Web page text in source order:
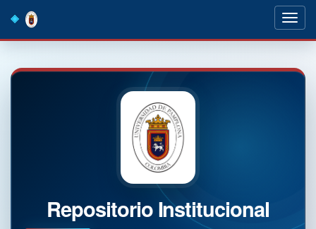
navigation
Repositorio Institucional